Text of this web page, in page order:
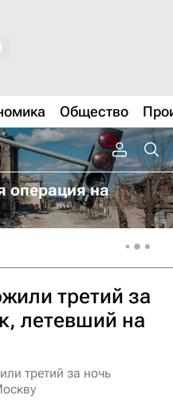
Общество
операция на
третий за
летевший на
третий за ночь